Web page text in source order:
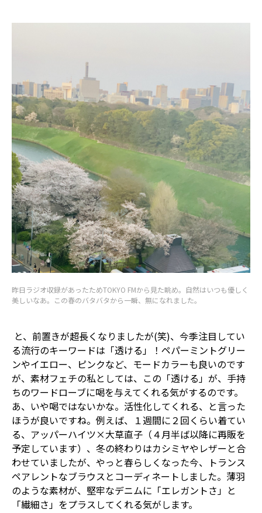
昨日ラジオ収録があったためTOKYO FMから見た眺め。自然はいつも優しく
美しいなあ。この春のバタバタから一瞬、無になれました。
と、前置きが超長くなりましたが(笑)、今季注目してい
る流行のキーワードは「透ける」！ペパーミントグリー
ンやイエロー、ピンクなど、モードカラーも良いのです
が、素材フェチの私としては、この「透ける」が、手持
ちのワードローブに喝を与えてくれる気がするのです。
あ、いや喝ではないかな。活性化してくれる、と言った
ほうが良いですね。例えば、１週間に２回くらい着てい
る、アッパーハイツ×大草直子（４月半ば以降に再販を
予定しています）、冬の終わりはカシミヤやレザーと合
わせていましたが、やっと春らしくなった今、トランス
ペアレントなブラウスとコーディネートしました。薄羽
のような素材が、堅牢なデニムに「エレガントさ」と
「繊細さ」をプラスしてくれる気がします。